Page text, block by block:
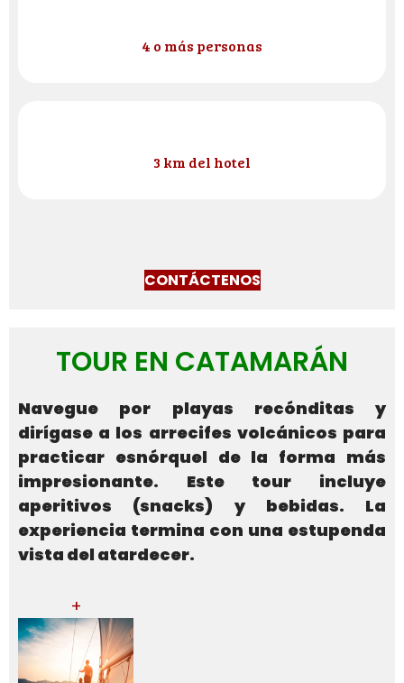
4 o más personas
3 km del hotel
CONTÁCTENOS
TOUR EN CATAMARÁN
Navegue por playas recónditas y
dirígase a los arrecifes volcánicos para
practicar esnórquel de la forma más
impresionante. Este tour incluye
aperitivos (snacks) y bebidas. La
experiencia termina con una estupenda
vista del atardecer.
+